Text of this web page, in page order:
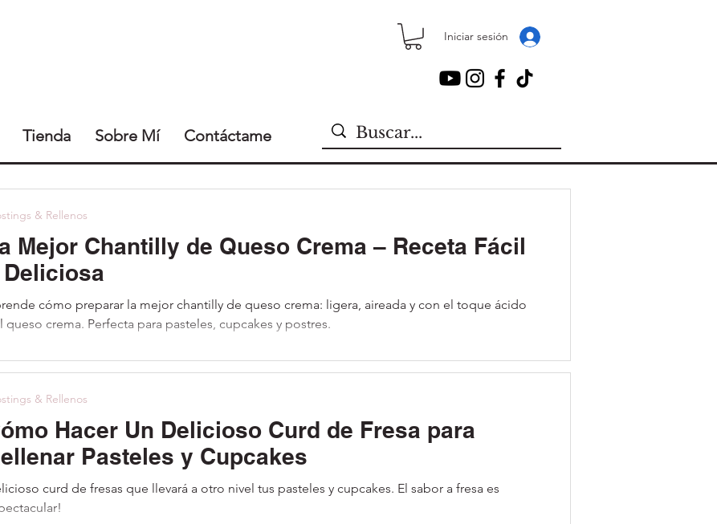
Tienda Sobre Mí Contáctame
Iniciar sesión
Mejor Chantilly de Queso Crema – Receta Fácil
cómo preparar la mejor chantilly de queso crema: ligera, aireada y con el toque ácido
queso crema. Perfecta para pasteles, cupcakes y postres.
& Rellenos
Hacer Un Delicioso Curd de Fresa para
Pasteles y Cupcakes
curd de fresas que llevará a otro nivel tus pasteles y cupcakes. El sabor a fresa es
& Rellenos